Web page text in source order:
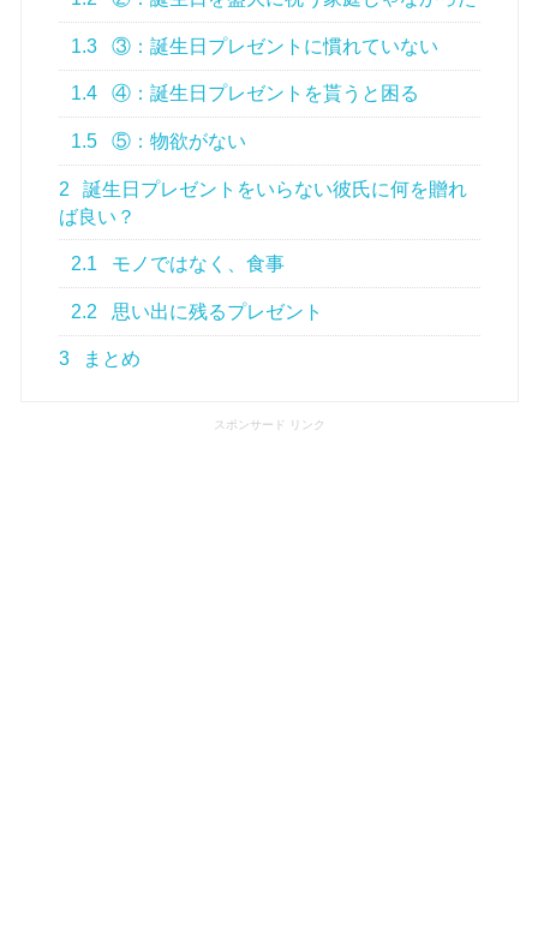
1.3 ③：誕生日プレゼントに慣れていない
1.4 ④：誕生日プレゼントを貰うと困る
1.5 ⑤：物欲がない
2
誕生日プレゼントをいらない彼氏に何を贈れ
ば良い？
2.1 モノではなく、食事
2.2 思い出に残るプレゼント
3 まとめ
スポンサード リンク